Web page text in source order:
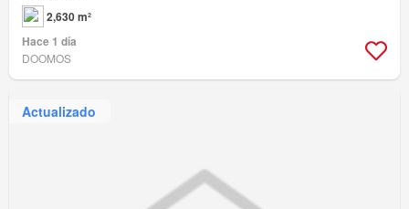
2,630 m²
Hace 1 día
DOOMOS
Actualizado